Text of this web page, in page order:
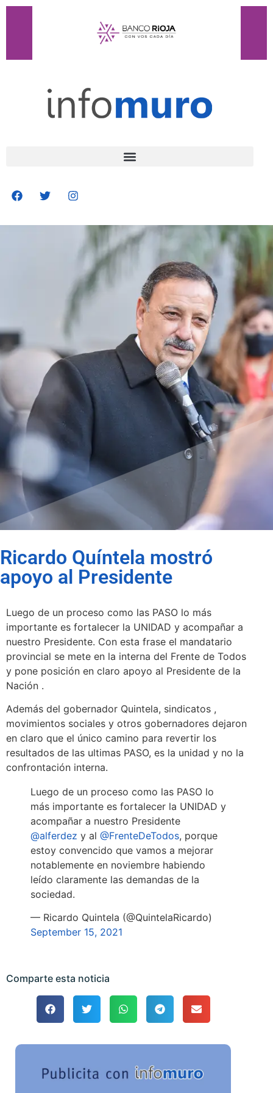
Ricardo Quíntela mostró
apoyo al Presidente
Luego de un proceso como las PASO lo más
importante es fortalecer la UNIDAD y acompañar a
nuestro Presidente. Con esta frase el mandatario
provincial se mete en la interna del Frente de Todos
y pone posición en claro apoyo al Presidente de la
Nación .
Además del gobernador Quintela, sindicatos ,
movimientos sociales y otros gobernadores dejaron
en claro que el único camino para revertir los
resultados de las ultimas PASO, es la unidad y no la
confrontación interna.
Luego de un proceso como las PASO lo
más importante es fortalecer la UNIDAD y
acompañar a nuestro Presidente
@alferdez y al @FrenteDeTodos, porque
estoy convencido que vamos a mejorar
notablemente en noviembre habiendo
leído claramente las demandas de la
sociedad.
— Ricardo Quintela (@QuintelaRicardo)
September 15, 2021
Comparte esta noticia